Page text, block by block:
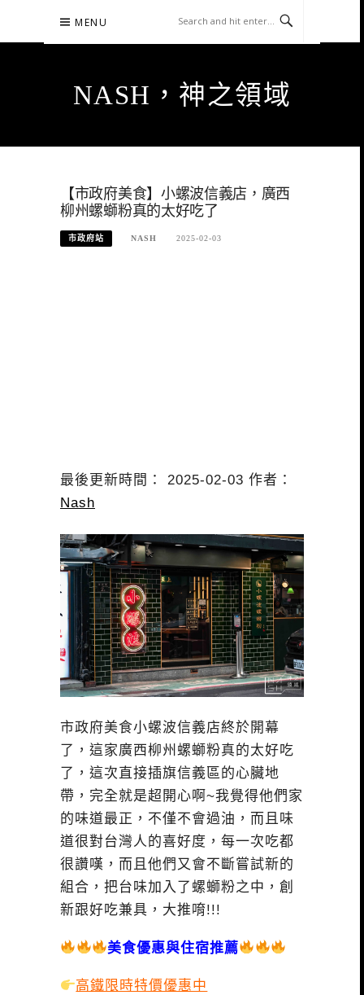
content
MENU
NASH，神之領域
【市政府美食】小螺波信義店，廣西
柳州螺螄粉真的太好吃了
市政府站 NASH 2025-02-03
最後更新時間： 2025-02-03 作者：
Nash
市政府美食小螺波信義店終於開幕
了，這家廣西柳州螺螄粉真的太好吃
了，這次直接插旗信義區的心臟地
帶，完全就是超開心啊~我覺得他們家
的味道最正，不僅不會過油，而且味
道很對台灣人的喜好度，每一次吃都
很讚嘆，而且他們又會不斷嘗試新的
組合，把台味加入了螺螄粉之中，創
新跟好吃兼具，大推唷!!!
美食優惠與住宿推薦
高鐵限時特價優惠中